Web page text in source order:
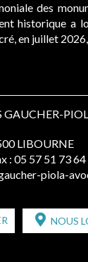
des
historique a
en juillet
GAUCHER-
LIBOURNE
: 05 57 51 73 64
piola-
NOUS